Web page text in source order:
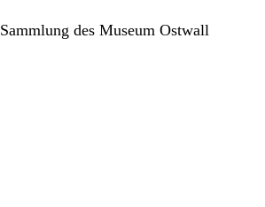
des Museum Ostwall